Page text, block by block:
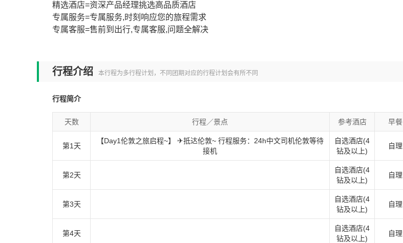
精选酒店=资深产品经理挑选高品质酒店
专属服务=专属服务,时刻响应您的旅程需求
专属客服=售前到出行,专属客服,问题全解决
行程介绍 本行程为多行程计划，不同团期对应的行程计划会有所不同
行程简介
天数 行程／景点 参考酒店 早餐
第1天
【Day1伦敦之旅启程~】 ✈抵达伦敦~ 行程服务：24h中文司机伦敦等待
接机
自选酒店(4
钻及以上)
自理
第2天
自选酒店(4
钻及以上)
自理
第3天
自选酒店(4
钻及以上)
自理
第4天
自选酒店(4
钻及以上)
自理